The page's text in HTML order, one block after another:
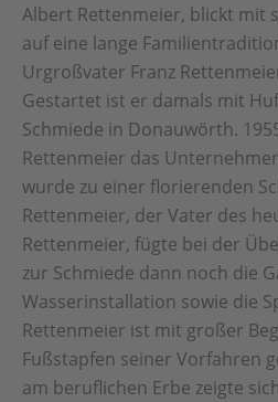
Albert Rettenmeier, blickt mit
auf eine lange
Urgroßvater Franz
Gestartet ist er damals mit
Schmiede in Donauwörth.
Rettenmeier das
wurde zu einer florierenden
Rettenmeier, der Vater des
Rettenmeier, fügte bei der
zur Schmiede dann noch die
Wasserinstallation sowie die
Rettenmeier ist mit großer
Fußstapfen seiner Vorfahren
am beruflichen Erbe zeigte